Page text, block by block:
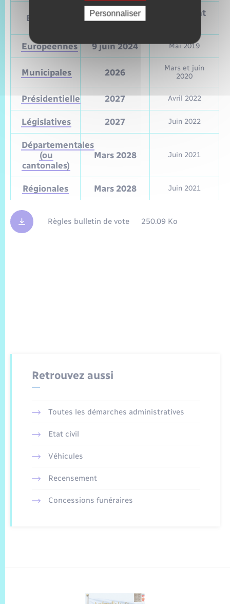
Élections
Prochain
vote
Précédent
Européennes 9 juin 2024 Mai 2019
Municipales 2026
Mars et juin
2020
Présidentielle 2027 Avril 2022
Législatives 2027 Juin 2022
Départementales
(ou
cantonales)
Mars 2028 Juin 2021
Régionales Mars 2028 Juin 2021
Règles bulletin de vote 250.09 Ko
Retrouvez aussi
Toutes les démarches administratives
Etat civil
Véhicules
Recensement
Concessions funéraires
Personnaliser